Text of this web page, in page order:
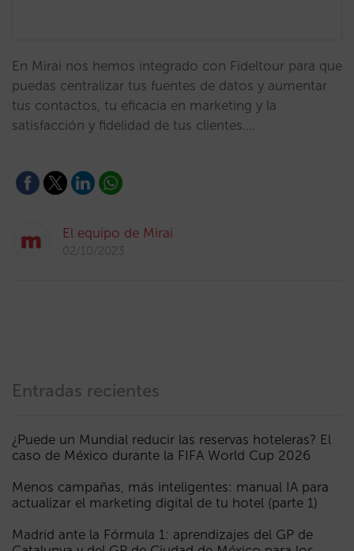
En Mirai nos hemos integrado con Fideltour para que
puedas centralizar tus fuentes de datos y aumentar
tus contactos, tu eficacia en marketing y la
satisfacción y fidelidad de tus clientes.…
El equipo de Mirai
02/10/2023
Entradas recientes
¿Puede un Mundial reducir las reservas hoteleras? El
caso de México durante la FIFA World Cup 2026
Menos campañas, más inteligentes: manual IA para
actualizar el marketing digital de tu hotel (parte 1)
Madrid ante la Fórmula 1: aprendizajes del GP de